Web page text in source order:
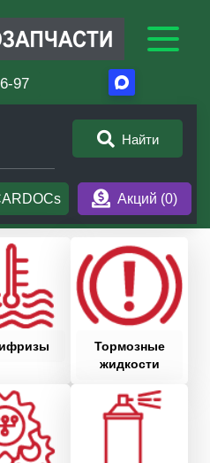
97
Найти
Акций (0)
Тормозные
жидкости